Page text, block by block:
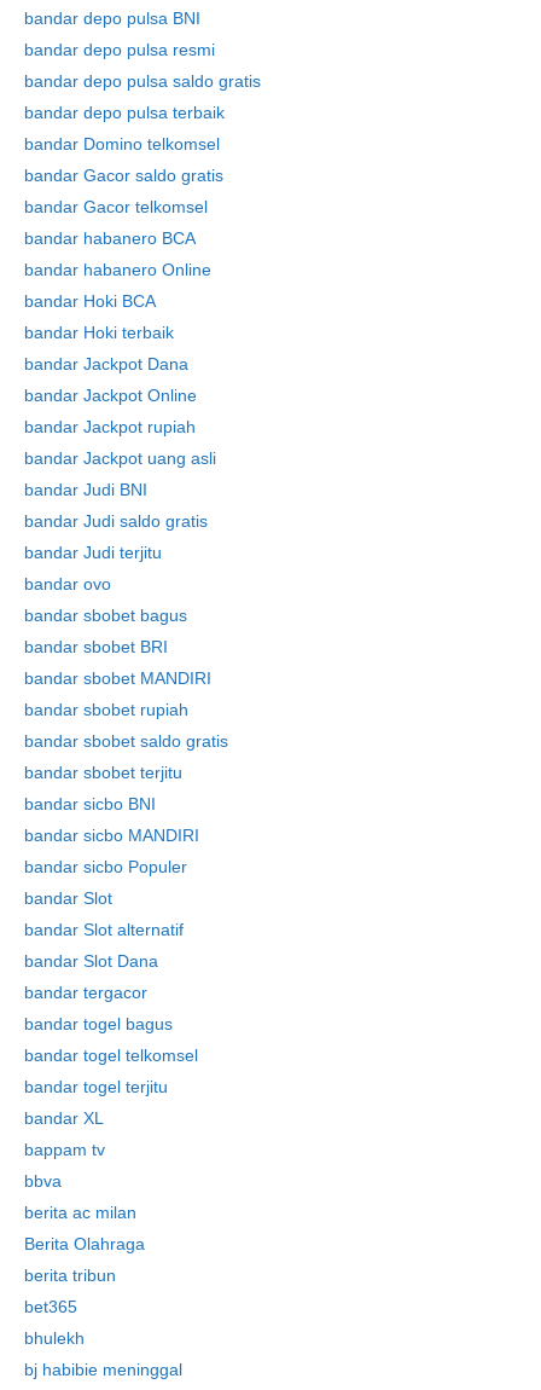
bandar depo pulsa BNI
bandar depo pulsa resmi
bandar depo pulsa saldo gratis
bandar depo pulsa terbaik
bandar Domino telkomsel
bandar Gacor saldo gratis
bandar Gacor telkomsel
bandar habanero BCA
bandar habanero Online
bandar Hoki BCA
bandar Hoki terbaik
bandar Jackpot Dana
bandar Jackpot Online
bandar Jackpot rupiah
bandar Jackpot uang asli
bandar Judi BNI
bandar Judi saldo gratis
bandar Judi terjitu
bandar ovo
bandar sbobet bagus
bandar sbobet BRI
bandar sbobet MANDIRI
bandar sbobet rupiah
bandar sbobet saldo gratis
bandar sbobet terjitu
bandar sicbo BNI
bandar sicbo MANDIRI
bandar sicbo Populer
bandar Slot
bandar Slot alternatif
bandar Slot Dana
bandar tergacor
bandar togel bagus
bandar togel telkomsel
bandar togel terjitu
bandar XL
bappam tv
bbva
berita ac milan
Berita Olahraga
berita tribun
bet365
bhulekh
bj habibie meninggal